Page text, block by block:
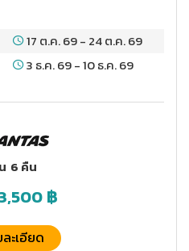
17 ต.ค. 69- 24 ต.ค. 69
3 ธ.ค. 69-10 ธ.ค. 69
6 คืน
฿
ะเอียด